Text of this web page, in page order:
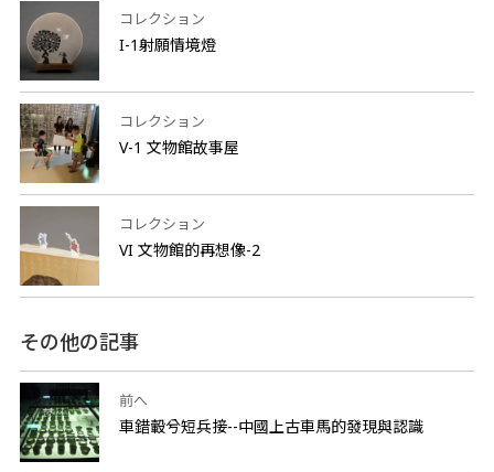
コレクション
I-1射願情境燈
コレクション
V-1 文物館故事屋
コレクション
VI 文物館的再想像-2
その他の記事
前へ
車錯轂兮短兵接--中國上古車馬的發現與認識